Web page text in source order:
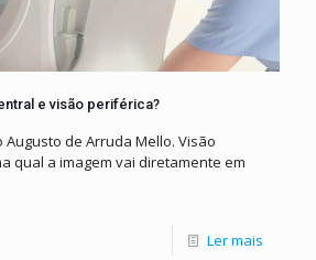
e visão periférica?
Augusto de Arruda Mello. Visão
qual a imagem vai diretamente em
Ler mais